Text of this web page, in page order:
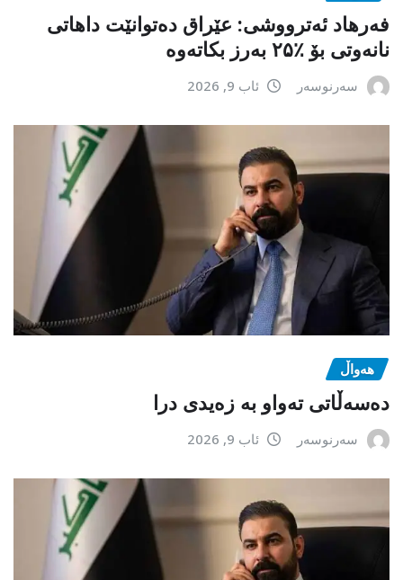
فەرهاد ئەترووشی: عێراق دەتوانێت داهاتی
نانەوتی بۆ ٪۲۵ بەرز بکاتەوە
سەرنوسەر ئاب 9, 2026
هەواڵ
دەسەڵاتی تەواو بە زەیدی درا
سەرنوسەر ئاب 9, 2026